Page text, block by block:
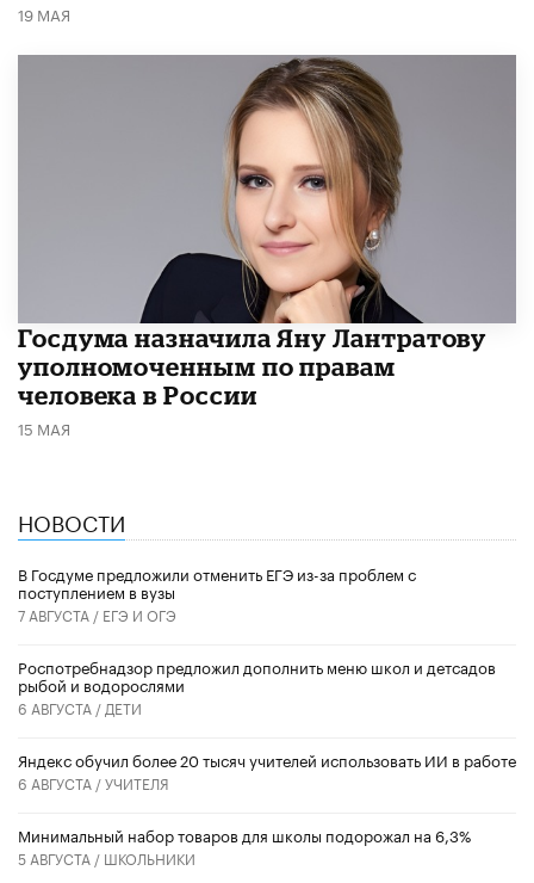
19 МАЯ
Госдума назначила Яну Лантратову
уполномоченным по правам
человека в России
15 МАЯ
НОВОСТИ
В Госдуме предложили отменить ЕГЭ из-за проблем с
поступлением в вузы
7 АВГУСТА / ЕГЭ И ОГЭ
Роспотребнадзор предложил дополнить меню школ и детсадов
рыбой и водорослями
6 АВГУСТА / ДЕТИ
​Яндекс обучил более 20 тысяч учителей использовать ИИ в работе
6 АВГУСТА /УЧИТЕЛЯ
Минимальный набор товаров для школы подорожал на 6,3%
5 АВГУСТА / ШКОЛЬНИКИ